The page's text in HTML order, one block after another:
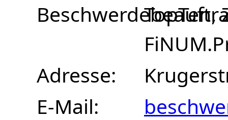
TopTen,
Adresse
E-Mail